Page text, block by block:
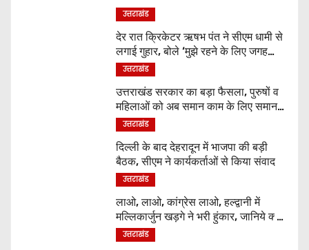
उत्तराखंड
देर रात क्रिकेटर ऋषभ पंत ने सीएम धामी से
लगाई गुहार, बोले ‘मुझे रहने के लिए जगह
नहीं मिल रही’
उत्तराखंड
उत्तराखंड सरकार का बड़ा फैसला, पुरुषों व
महिलाओं को अब समान काम के लिए समान
वेतन
उत्तराखंड
दिल्ली के बाद देहरादून में भाजपा की बड़ी
बैठक, सीएम ने कार्यकर्ताओं से किया संवाद
उत्तराखंड
लाओ, लाओ, कांग्रेस लाओ, हल्द्वानी में
मल्लिकार्जुन खड़गे ने भरी हुंकार, जानिये क्या
कुछ कहा
उत्तराखंड